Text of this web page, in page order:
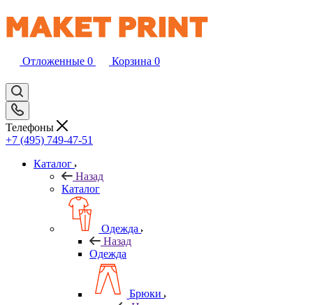
Отложенные 0 Корзина 0
Телефоны
+7 (495) 749-47-51
Каталог
Назад
Каталог
Одежда
Назад
Одежда
Брюки